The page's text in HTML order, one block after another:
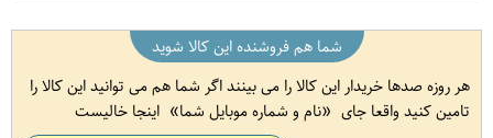
شما هم فروشنده این کالا شوید
هر روزه صدها خریدار این کالا را می بینند اگر شما هم می توانید این کالا را
تامین کنید واقعا جای
نام و شماره موبایل شما اینجا خالیست